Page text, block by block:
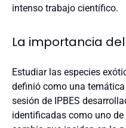
intenso trabajo científico.
La importancia
Estudiar las especies
definió como una
sesión de IPBES
identificadas como uno